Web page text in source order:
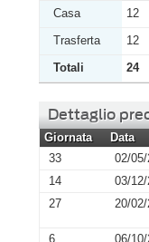
Casa
12
Trasferta
12
Totali
24
Dettaglio
Giornata Data
33
02/
14
03/
27
20/
6 06/